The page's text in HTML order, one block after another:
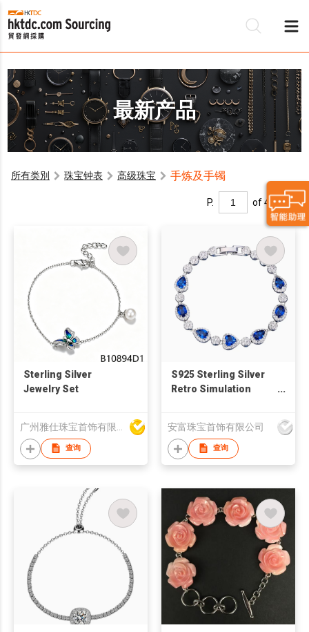
最新产品
所有类別 珠宝钟表 高级珠宝 手炼及手镯
P. of 4
Sterling Silver
Jewelry Set
查询
S925 Sterling Silver
Retro Simulation
Bracelet
安富珠宝首饰有限公司
查询